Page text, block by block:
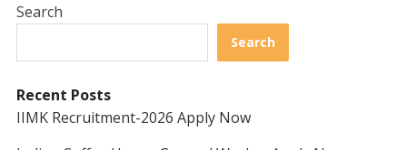
Search
Search
Recent Posts
IIMK Recruitment-2026 Apply Now